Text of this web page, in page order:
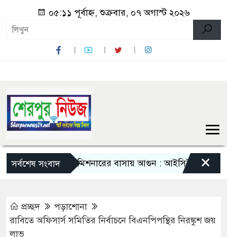
০৫:১১ পূর্বাহ্ন, শুক্রবার, ০৭ অগাস্ট ২০২৬
সর্বশেষ সংবাদহাইকমিশনারের বাসায় আগুন : আইসিইউতে ×
প্রচ্ছদ
পড়াশোনা
রাবিতে অফিসার্স সমিতির নির্বাচনে বিএনপিপন্থির নিরঙ্কুশ জয়
লাভ